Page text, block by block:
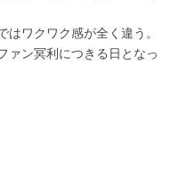
ワクワク感が全く違う。
ン冥利につきる日となっ